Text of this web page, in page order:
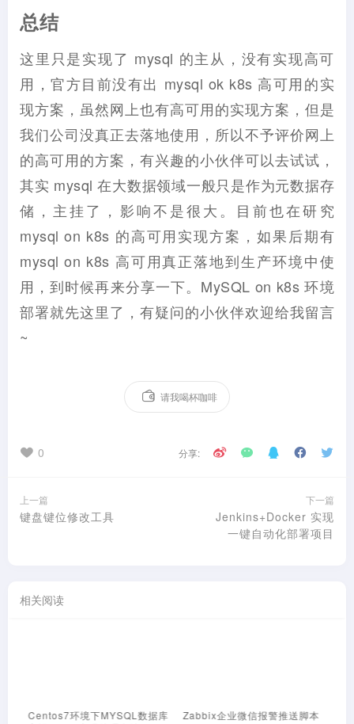
总结
这里只是实现了 mysql 的主从，没有实现高可
用，官方目前没有出 mysql ok k8s 高可用的实
现方案，虽然网上也有高可用的实现方案，但是
我们公司没真正去落地使用，所以不予评价网上
的高可用的方案，有兴趣的小伙伴可以去试试，
其实 mysql 在大数据领域一般只是作为元数据存
储，主挂了，影响不是很大。目前也在研究
mysql on k8s 的高可用实现方案，如果后期有
mysql on k8s 高可用真正落地到生产环境中使
用，到时候再来分享一下。MySQL on k8s 环境
部署就先这里了，有疑问的小伙伴欢迎给我留言
~
请我喝杯咖啡
0 分享:
上一篇
键盘键位修改工具
下一篇
Jenkins+Docker 实现
一键自动化部署项目
相关阅读
Centos7环境下MYSQL数据库
Zabbix企业微信报警推送脚本